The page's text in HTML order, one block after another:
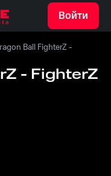
Войти
Ball FighterZ -
- FighterZ